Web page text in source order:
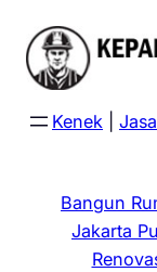
content
Kenek Jasa
Bangun
Jakarta